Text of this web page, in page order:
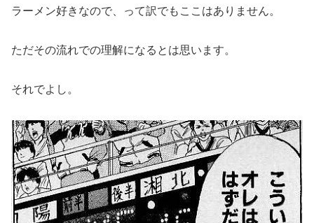
ラーメン好きなので、って訳でもここはありません。
ただその流れでの理解になるとは思います。
それでよし。